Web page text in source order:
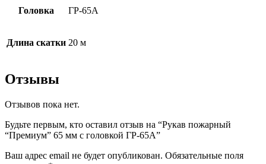
Головка ГР-65А
Длина скатки 20 м
Отзывы
Отзывов пока нет.
Будьте первым, кто оставил отзыв на “Рукав пожарный
“Премиум” 65 мм с головкой ГР-65А”
Ваш адрес email не будет опубликован. Обязательные поля